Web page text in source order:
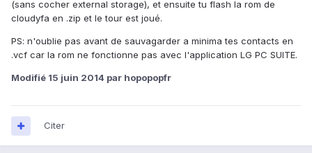
(sans cocher external storage), et ensuite tu flash la rom de
cloudyfa en .zip et le tour est joué.
PS: n'oublie pas avant de sauvagarder a minima tes contacts en
.vcf car la rom ne fonctionne pas avec l'application LG PC SUITE.
Modifié 15 juin 2014 par hopopopfr
Citer